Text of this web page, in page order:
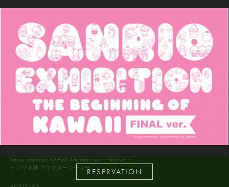
RESERVATION
Sanrio characters KAWAII Afternoon Tea －Final ver.－
サンリオ展 アフタヌーンティー